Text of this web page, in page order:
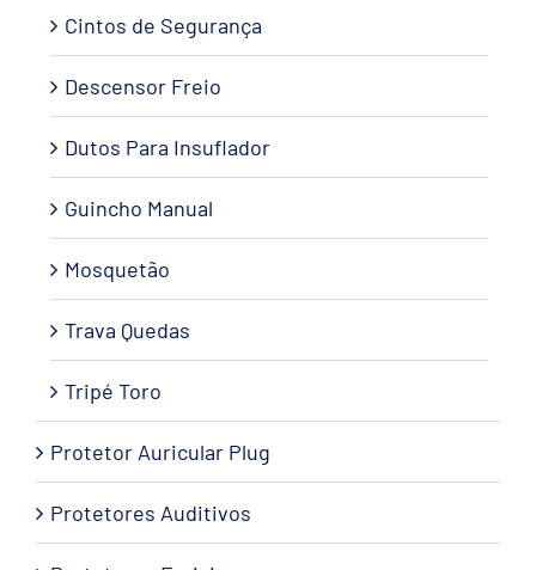
Cintos de Segurança
Descensor Freio
Dutos Para Insuflador
Guincho Manual
Mosquetão
Trava Quedas
Tripé Toro
Protetor Auricular Plug
Protetores Auditivos